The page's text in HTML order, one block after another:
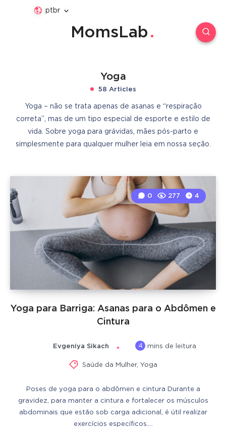
ptbr
MomsLab
Yoga
58 Articles
Yoga – não se trata apenas de asanas e “respiração
correta”, mas de um tipo especial de esporte e estilo de
vida. Sobre yoga para grávidas, mães pós-parto e
simplesmente para qualquer mulher leia em nossa seção.
Yoga para Barriga: Asanas para o Abdômen e
Cintura
0 277 4
Evgeniya Sikach 4 mins de leitura
Saúde da Mulher, Yoga
Poses de yoga para o abdômen e cintura Durante a
gravidez, para manter a cintura e fortalecer os músculos
abdominais que estão sob carga adicional, é útil realizar
exercícios específicos….